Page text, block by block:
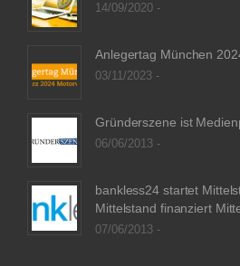
14/09/2020 -
Anlegertag München
03/11/2023 -
Gründerszene ist
06/06/2013 -
bankless24 startet
Mittelstand finanziert
07/06/2013 -